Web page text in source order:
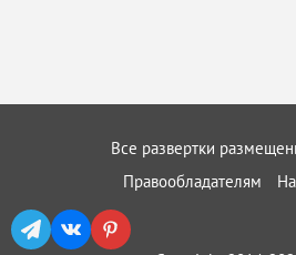
Все развертки
Правообладателям